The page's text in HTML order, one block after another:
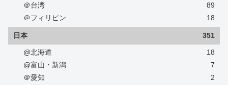
＠台湾
89
＠フィリピン
18
日本 351
@北海道
18
@富山・新潟
7
＠愛知
2